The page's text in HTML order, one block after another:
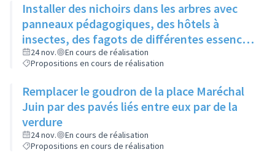
Installer des nichoirs dans les arbres avec
panneaux pédagogiques, des hôtels à
insectes, des fagots de différentes essences
pour stimuler la biodiversité sur la place du
Château à la Roue
24 nov.
En cours de réalisation
Propositions en cours de réalisation
Remplacer le goudron de la place Maréchal
Juin par des pavés liés entre eux par de la
verdure
24 nov.
En cours de réalisation
Propositions en cours de réalisation